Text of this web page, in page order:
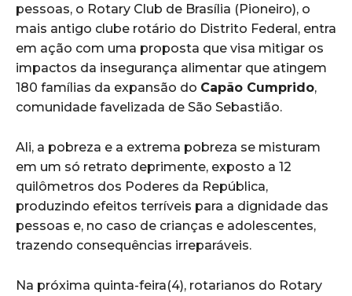
pessoas, o Rotary Club de Brasília (Pioneiro), o
mais antigo clube rotário do Distrito Federal, entra
em ação com uma proposta que visa mitigar os
impactos da insegurança alimentar que atingem
180 famílias da expansão do Capão Cumprido,
comunidade favelizada de São Sebastião.
Ali, a pobreza e a extrema pobreza se misturam
em um só retrato deprimente, exposto a 12
quilômetros dos Poderes da República,
produzindo efeitos terríveis para a dignidade das
pessoas e, no caso de crianças e adolescentes,
trazendo consequências irreparáveis.
Na próxima quinta-feira(4), rotarianos do Rotary